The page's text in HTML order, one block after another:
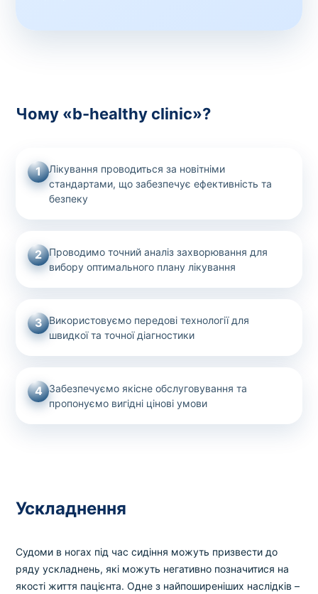
Чому «b-healthy clinic»?
1
Лікування проводиться за новітніми
стандартами, що забезпечує ефективність та
безпеку
2
Проводимо точний аналіз захворювання для
вибору оптимального плану лікування
3 Використовуємо передові технології для
швидкої та точної діагностики
4 Забезпечуємо якісне обслуговування та
пропонуємо вигідні цінові умови
Ускладнення
Судоми в ногах під час сидіння можуть призвести до
ряду ускладнень, які можуть негативно позначитися на
якості життя пацієнта. Одне з найпоширеніших наслідків –